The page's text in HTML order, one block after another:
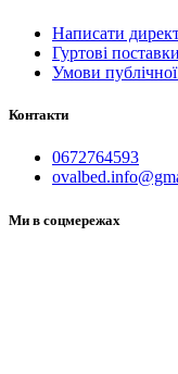
Написати
Гуртові поставки
Умови
Контакти
0672764593
Ми в соцмережах